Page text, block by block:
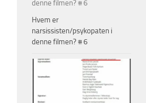
Hvem er
narsissisten/psykopaten i
denne filmen? # 6